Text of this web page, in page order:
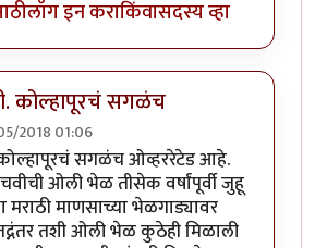
लॉग इन कराकिंवासदस्य व्हा
कोल्हापूरचं सगळंच
2018 01:06
पाकृ एकदा घरी करुन बघायला पाहीजे
सगळंच ओव्हररेटेड आहे.
ओली भेळ तीसेक वर्षांपूर्वी जुहू
मराठी माणसाच्या भेळगाड्यावर
तशी ओली भेळ कुठेही मिळाली